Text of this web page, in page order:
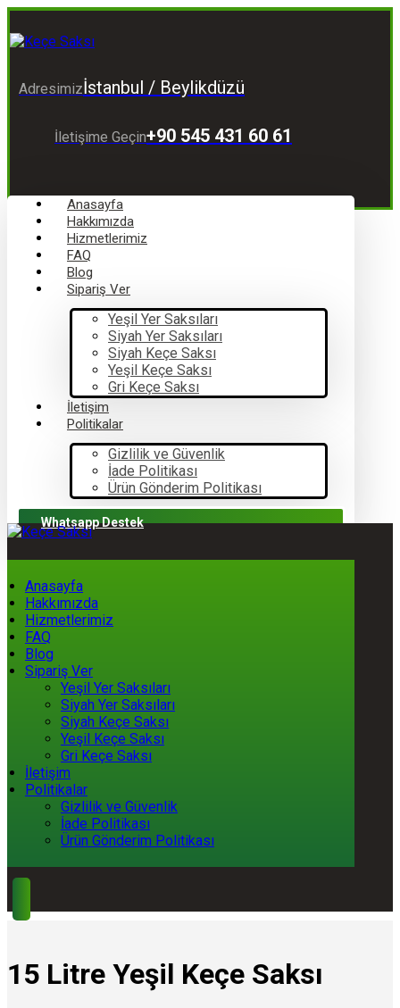
Adresimizİstanbul / Beylikdüzü
İletişime Geçin+90 545 431 60 61
Anasayfa
Hakkımızda
Hizmetlerimiz
FAQ
Blog
Sipariş Ver
Yeşil Yer Saksıları
Siyah Yer Saksıları
Siyah Keçe Saksı
Yeşil Keçe Saksı
Gri Keçe Saksı
İletişim
Politikalar
Gizlilik ve Güvenlik
İade Politikası
Ürün Gönderim Politikası
Whatsapp Destek
Anasayfa
Hakkımızda
Hizmetlerimiz
FAQ
Blog
Sipariş Ver
Yeşil Yer Saksıları
Siyah Yer Saksıları
Siyah Keçe Saksı
Yeşil Keçe Saksı
Gri Keçe Saksı
İletişim
Politikalar
Gizlilik ve Güvenlik
İade Politikası
Ürün Gönderim Politikası
15 Litre Yeşil Keçe Saksı